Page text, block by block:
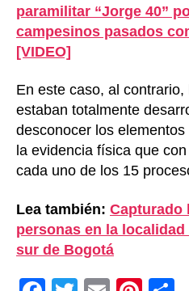
paramilitar “Jorge 40”
campesinos pasados
[VIDEO]
En este caso, al
estaban totalmente
desconocer los
la evidencia física que
cada uno de los 15
Lea también: Capturado
personas en la
sur de Bogotá